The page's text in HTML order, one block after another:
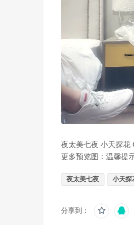
夜太美七夜 小天探花
更多预览图：温馨提
夜太美七夜 小天探
分享到：